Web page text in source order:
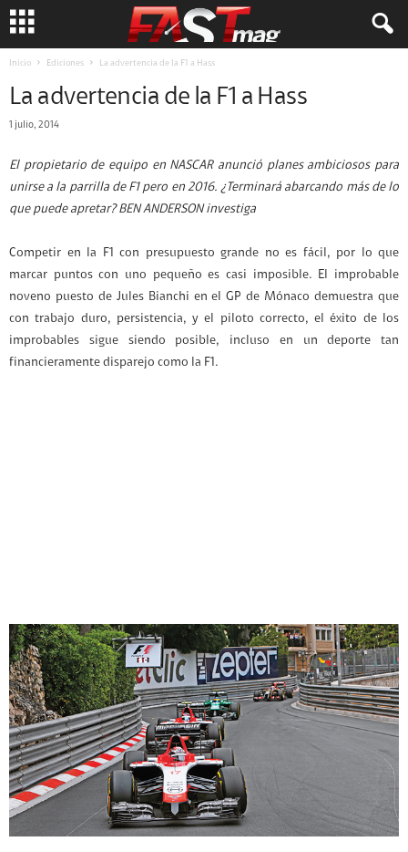
Inicio Ediciones La advertencia de la F1 a Hass
La advertencia de la F1 a Hass
1 julio, 2014
El propietario de equipo en NASCAR anunció planes ambiciosos para
unirse a la parrilla de F1 pero en 2016. ¿Terminará abarcando más de lo
que puede apretar? BEN ANDERSON investiga
Competir en la F1 con presupuesto grande no es fácil, por lo que
marcar puntos con uno pequeño es casi imposible. El improbable
noveno puesto de Jules Bianchi en el GP de Mónaco demuestra que
con trabajo duro, persistencia, y el piloto correcto, el éxito de los
improbables sigue siendo posible, incluso en un deporte tan
financieramente disparejo como la F1.